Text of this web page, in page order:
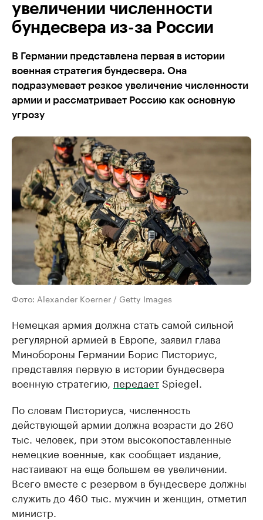
увеличении численности
бундесвера из-за России
В Германии представлена первая в истории
военная стратегия бундесвера. Она
подразумевает резкое увеличение численности
армии и рассматривает Россию как основную
угрозу
Фото: Alexander Koerner / Getty Images
Немецкая армия должна стать самой сильной
регулярной армией в Европе, заявил глава
Минобороны Германии Борис Писториус,
представляя первую в истории бундесвера
военную стратегию, передает Spiegel.
По словам Писториуса, численность
действующей армии должна возрасти до 260
тыс. человек, при этом высокопоставленные
немецкие военные, как сообщает издание,
настаивают на еще большем ее увеличении.
Всего вместе с резервом в бундесвере должны
служить до 460 тыс. мужчин и женщин, отметил
министр.